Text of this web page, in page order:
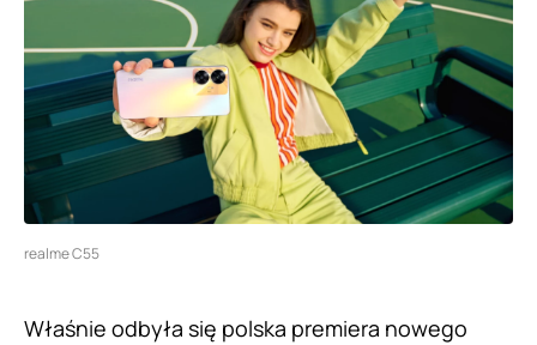
realme C55
Właśnie odbyła się polska premiera nowego